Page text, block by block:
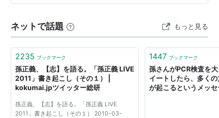
ー」と「ミニチェーンソー」・・・ チェーンが緩んだ時
楽な「ミニチェーンソー」をできるだけ使いたかった
が、幹が太すぎて切断の殆どを「エンジンチェーンソ
ー」に頼った。 持ち運びしやすいよう、細…
ネットで話題 もっと見る
2235 ブックマーク
孫正義、【志】を語る。「孫正義 LIVE
2011」書き起こし（その１） |
kokumai.jpツイッター総研
孫正義、【志】を語る。「孫正義 LIVE
2011」書き起こし（その１） 2010-03-
1447 ブックマーク
孫さんがPCR検査を
イートしたら、多く
が起こるというメッ